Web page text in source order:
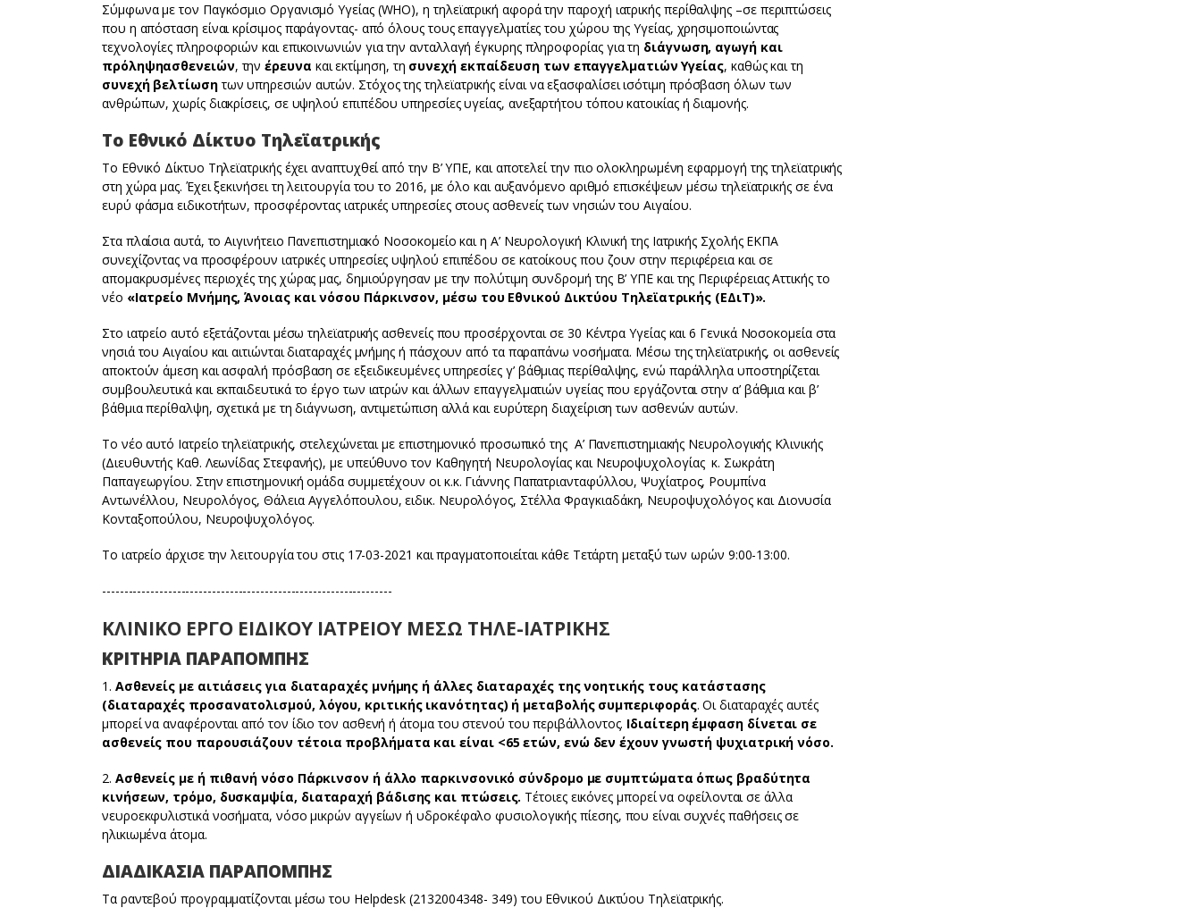
Σύμφωνα με τον Παγκόσμιο Οργανισμό Υγείας (WHO), η τηλεϊατρική αφορά την παροχή ιατρικής περίθαλψης –σε περιπτώσεις
που η απόσταση είναι κρίσιμος παράγοντας- από όλους τους επαγγελματίες του χώρου της Υγείας, χρησιμοποιώντας
τεχνολογίες πληροφοριών και επικοινωνιών για την ανταλλαγή έγκυρης πληροφορίας για τη διάγνωση, αγωγή και
πρόληψηασθενειών, τηνέρευνα και εκτίμηση, τη συνεχή εκπαίδευση των επαγγελματιών Υγείας, καθώς και τη
συνεχή βελτίωσητων υπηρεσιών αυτών. Στόχος της τηλεϊατρικής είναι να εξασφαλίσει ισότιμη πρόσβαση όλων των
ανθρώπων, χωρίς διακρίσεις, σε υψηλού επιπέδου υπηρεσίες υγείας, ανεξαρτήτου τόπου κατοικίας ή διαμονής.
Το Εθνικό Δίκτυο Τηλεϊατρικής
Το Εθνικό Δίκτυο Τηλεϊατρικής έχει αναπτυχθεί από την Β’ ΥΠΕ, και αποτελεί την πιο ολοκληρωμένη εφαρμογή της τηλεϊατρικής
στη χώρα μας. Έχει ξεκινήσει τη λειτουργία του το 2016, με όλο και αυξανόμενο αριθμό επισκέψεων μέσω τηλεϊατρικής σε ένα
ευρύ φάσμα ειδικοτήτων, προσφέροντας ιατρικές υπηρεσίες στους ασθενείς των νησιών του Αιγαίου.
Στα πλαίσια αυτά, το Αιγινήτειο Πανεπιστημιακό Νοσοκομείο και η Α’ Νευρολογική Κλινική της Ιατρικής Σχολής ΕΚΠΑ
συνεχίζοντας να προσφέρουν ιατρικές υπηρεσίες υψηλού επιπέδου σε κατοίκους που ζουν στην περιφέρεια και σε
απομακρυσμένες περιοχές της χώρας μας, δημιούργησαν με την πολύτιμη συνδρομή της Β’ ΥΠΕ και της Περιφέρειας Αττικής το
νέο «Ιατρείο Μνήμης, Άνοιας και νόσου Πάρκινσον, μέσω του Εθνικού Δικτύου Τηλεϊατρικής (ΕΔιΤ)».
Στο ιατρείο αυτό εξετάζονται μέσω τηλεϊατρικής ασθενείς που προσέρχονται σε 30 Κέντρα Υγείας και 6 Γενικά Νοσοκομεία στα
νησιά του Αιγαίου και αιτιώνται διαταραχές μνήμης ή πάσχουν από τα παραπάνω νοσήματα. Μέσω της τηλεϊατρικής, οι ασθενείς
αποκτούν άμεση και ασφαλή πρόσβαση σε εξειδικευμένες υπηρεσίες γ’ βάθμιας περίθαλψης, ενώ παράλληλα υποστηρίζεται
συμβουλευτικά και εκπαιδευτικά το έργο των ιατρών και άλλων επαγγελματιών υγείας που εργάζονται στην α’ βάθμια και β’
βάθμια περίθαλψη, σχετικά με τη διάγνωση, αντιμετώπιση αλλά και ευρύτερη διαχείριση των ασθενών αυτών.
Το νέο αυτό Ιατρείο τηλεϊατρικής, στελεχώνεται με επιστημονικό προσωπικό της Α’ Πανεπιστημιακής Νευρολογικής Κλινικής
(Διευθυντής Καθ. Λεωνίδας Στεφανής), με υπεύθυνο τον Καθηγητή Νευρολογίας και Νευροψυχολογίας κ. Σωκράτη
Παπαγεωργίου. Στην επιστημονική ομάδα συμμετέχουν οι κ.κ. Γιάννης Παπατριανταφύλλου, Ψυχίατρος, Ρουμπίνα
Αντωνέλλου, Νευρολόγος, Θάλεια Αγγελόπουλου, ειδικ. Νευρολόγος, Στέλλα Φραγκιαδάκη, Νευροψυχολόγος και Διονυσία
Κονταξοπούλου, Νευροψυχολόγος.
Το ιατρείο άρχισε την λειτουργία του στις 17-03-2021 και πραγματοποιείται κάθε Τετάρτη μεταξύ των ωρών 9:00-13:00.
------------------------------------------------------------------
ΚΛΙΝΙΚΟ ΕΡΓΟ ΕΙΔΙΚΟΥ ΙΑΤΡΕΙΟΥ ΜΕΣΩ ΤΗΛΕ-ΙΑΤΡΙΚΗΣ
ΚΡΙΤΗΡΙΑ ΠΑΡΑΠΟΜΠΗΣ
1. Ασθενείς με αιτιάσεις για διαταραχές μνήμης ή άλλες διαταραχές της νοητικής τους κατάστασης
(διαταραχές προσανατολισμού, λόγου, κριτικής ικανότητας) ή μεταβολής συμπεριφοράς. Οι διαταραχές αυτές
μπορεί να αναφέρονται από τον ίδιο τον ασθενή ή άτομα του στενού του περιβάλλοντος. Ιδιαίτερη έμφαση δίνεται σε
ασθενείς που παρουσιάζουν τέτοια προβλήματα και είναι <65 ετών, ενώ δεν έχουν γνωστή ψυχιατρική νόσο.
2. Ασθενείς με ή πιθανή νόσο Πάρκινσον ή άλλο παρκινσονικό σύνδρομο με συμπτώματα όπως βραδύτητα
κινήσεων, τρόμο, δυσκαμψία, διαταραχή βάδισης και πτώσεις. Τέτοιες εικόνες μπορεί να οφείλονται σε άλλα
νευροεκφυλιστικά νοσήματα, νόσο μικρών αγγείων ή υδροκέφαλο φυσιολογικής πίεσης, που είναι συχνές παθήσεις σε
ηλικιωμένα άτομα.
ΔΙΑΔΙΚΑΣΙΑ ΠΑΡΑΠΟΜΠΗΣ
Τα ραντεβού προγραμματίζονται μέσω του Helpdesk (2132004348- 349) του Εθνικού Δικτύου Τηλεϊατρικής.